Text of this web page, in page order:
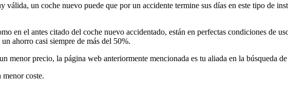
válida, un coche nuevo puede que por un accidente termine sus días en este tipo de
en el antes citado del coche nuevo accidentado, están en perfectas condiciones de
ahorro casi siempre de más del 50%.
menor precio, la página web anteriormente mencionada es tu aliada en la búsqueda de
menor coste.